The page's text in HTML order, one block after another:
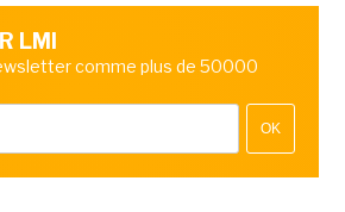
LMI
comme plus de 50000
OK